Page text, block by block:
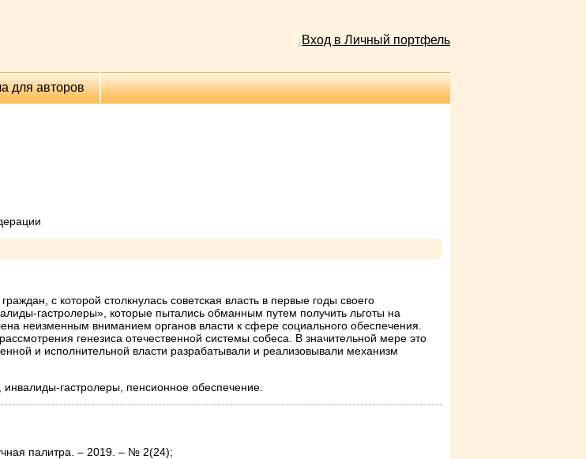
Вход в Личный портфель
для авторов
с которой столкнулась советская власть в первые годы своего
гастролеры», которые пытались обманным путем получить льготы на
неизменным вниманием органов власти к сфере социального обеспечения.
генезиса отечественной системы собеса. В значительной мере это
и исполнительной власти разрабатывали и реализовывали механизм
гастролеры, пенсионное обеспечение.
палитра. – 2019. – № 2(24);